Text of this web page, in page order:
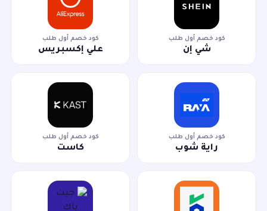
كود خصم أول طلب
شي إن
كود خصم أول طلب
علي إكسبريس
كود خصم أول طلب
راية شوب
كود خصم أول طلب
كاست